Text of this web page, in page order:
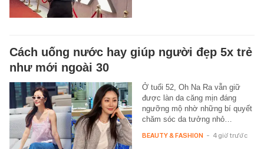
Cách uống nước hay giúp người đẹp 5x trẻ
như mới ngoài 30
Ở tuổi 52, Oh Na Ra vẫn giữ
được làn da căng mịn đáng
ngưỡng mộ nhờ những bí quyết
chăm sóc da tưởng nhỏ…
BEAUTY & FASHION - 4 giờ trước